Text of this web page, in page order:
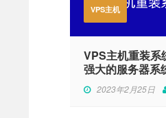
VPS主机
VPS主机重装
强大的服务器系
2023年2月25日